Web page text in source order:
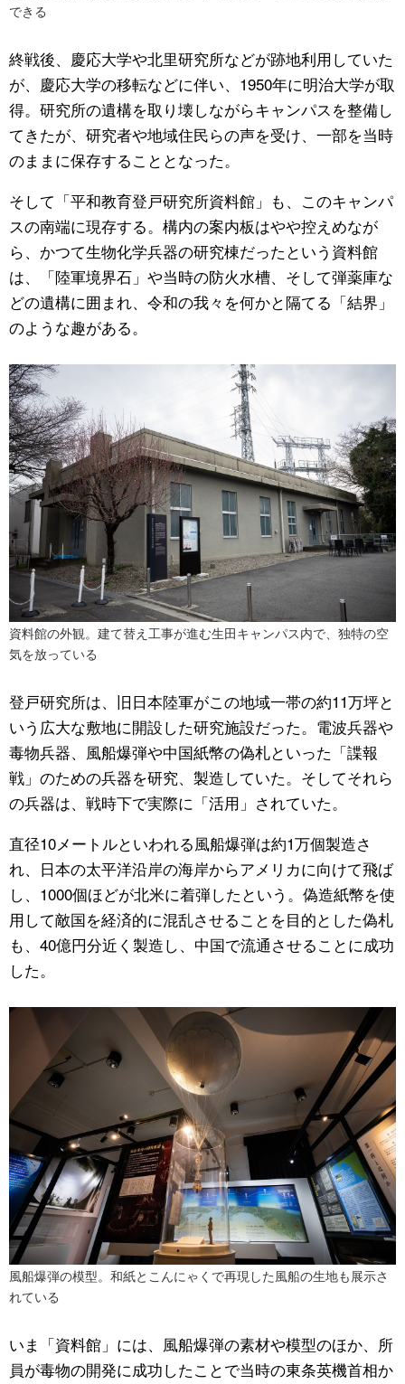
できる
終戦後、慶応大学や北里研究所などが跡地利用していた
が、慶応大学の移転などに伴い、1950年に明治大学が取
得。研究所の遺構を取り壊しながらキャンパスを整備し
てきたが、研究者や地域住民らの声を受け、一部を当時
のままに保存することとなった。
そして「平和教育登戸研究所資料館」も、このキャンパ
スの南端に現存する。構内の案内板はやや控えめなが
ら、かつて生物化学兵器の研究棟だったという資料館
は、「陸軍境界石」や当時の防火水槽、そして弾薬庫な
どの遺構に囲まれ、令和の我々を何かと隔てる「結界」
のような趣がある。
資料館の外観。建て替え工事が進む生田キャンパス内で、独特の空
気を放っている
登戸研究所は、旧日本陸軍がこの地域一帯の約11万坪と
いう広大な敷地に開設した研究施設だった。電波兵器や
毒物兵器、風船爆弾や中国紙幣の偽札といった「諜報
戦」のための兵器を研究、製造していた。そしてそれら
の兵器は、戦時下で実際に「活用」されていた。
直径10メートルといわれる風船爆弾は約1万個製造さ
れ、日本の太平洋沿岸の海岸からアメリカに向けて飛ば
し、1000個ほどが北米に着弾したという。偽造紙幣を使
用して敵国を経済的に混乱させることを目的とした偽札
も、40億円分近く製造し、中国で流通させることに成功
した。
風船爆弾の模型。和紙とこんにゃくで再現した風船の生地も展示さ
れている
いま「資料館」には、風船爆弾の素材や模型のほか、所
員が毒物の開発に成功したことで当時の東条英機首相か